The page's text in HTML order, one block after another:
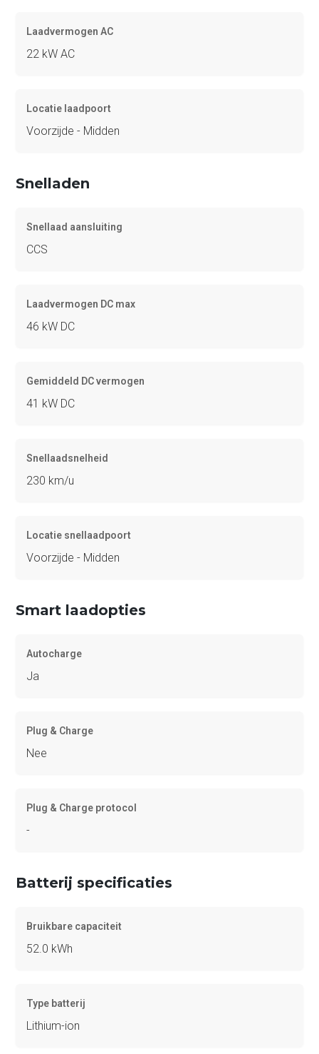
Laadvermogen AC
22 kW AC
Locatie laadpoort
Voorzijde - Midden
Snelladen
Snellaad aansluiting
CCS
Laadvermogen DC max
46 kW DC
Gemiddeld DC vermogen
41 kW DC
Snellaadsnelheid
230 km/u
Locatie snellaadpoort
Voorzijde - Midden
Smart laadopties
Autocharge
Ja
Plug & Charge
Nee
Plug & Charge protocol
-
Batterij specificaties
Bruikbare capaciteit
52.0 kWh
Type batterij
Lithium-ion